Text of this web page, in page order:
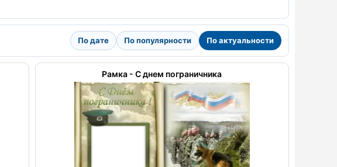
По дате По популярности По актуальности
Рамка - С днем пограничника